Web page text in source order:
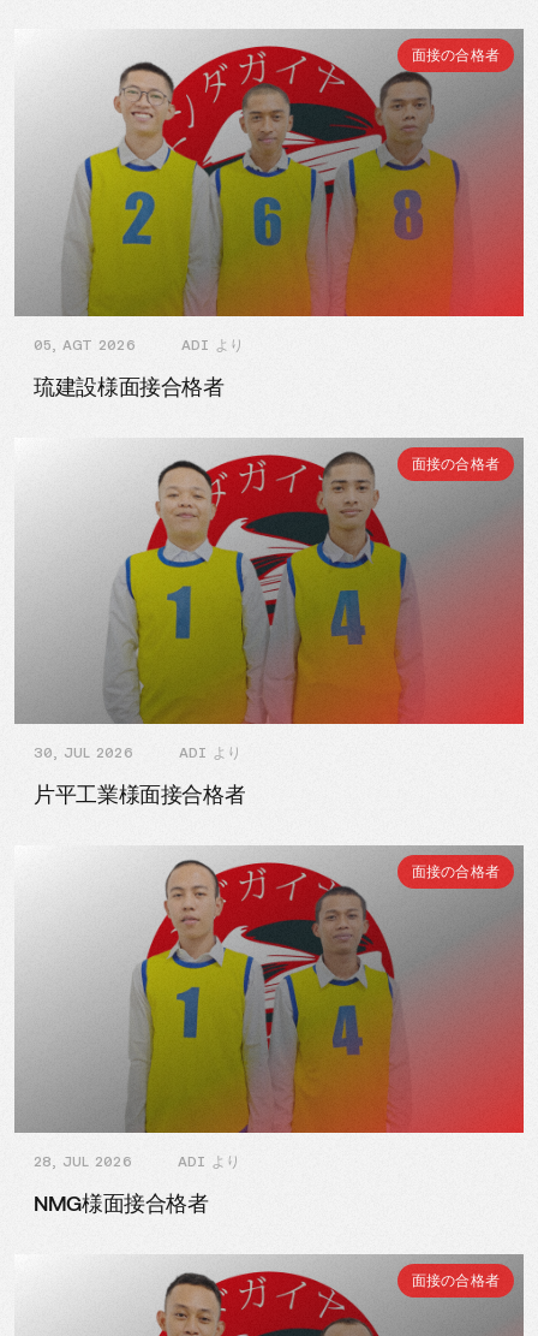
面接の合格者
05, AGT 2026 ADI より
琉建設様面接合格者
面接の合格者
30, JUL 2026 ADI より
片平工業様面接合格者
面接の合格者
28, JUL 2026 ADI より
NMG様面接合格者
面接の合格者